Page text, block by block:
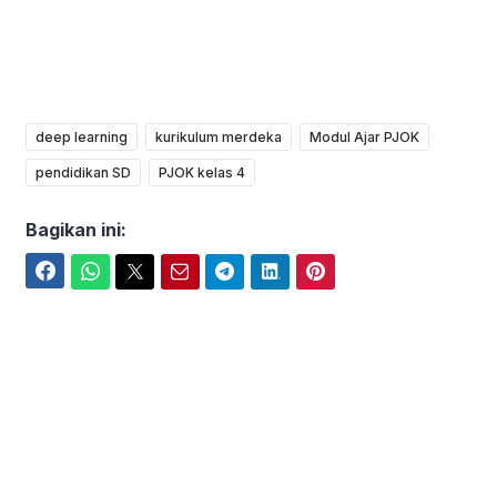
deep learning kurikulum merdeka Modul Ajar PJOK
pendidikan SD PJOK kelas 4
Bagikan ini: